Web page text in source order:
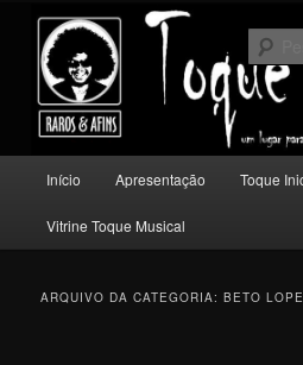
conteúdo
principal
conteúdo
secundário
Toque Musical
Um lugar para quem escuta música com
principal
Início Apresentação Toque
Vitrine Toque Musical
ARQUIVO DA CATEGORIA:BETO